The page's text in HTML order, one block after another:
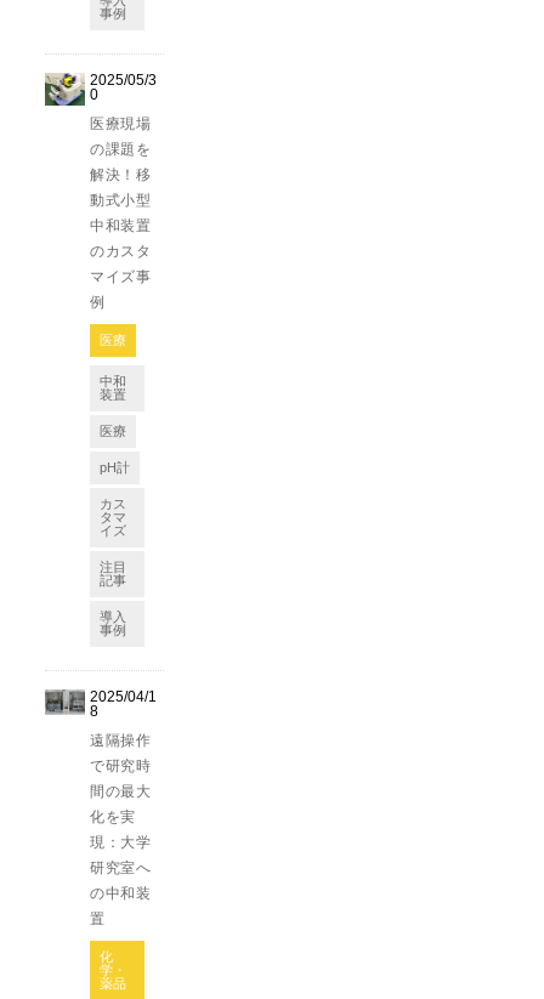
事例
2025/05/3
0
医療現場
の課題を
解決！移
動式小型
中和装置
のカスタ
マイズ事
例
医療
中和
装置
医療
pH計
カス
タマ
イズ
注目
記事
導入
事例
2025/04/1
8
遠隔操作
で研究時
間の最大
化を実
現：大学
研究室へ
の中和装
置
化
学・
薬品